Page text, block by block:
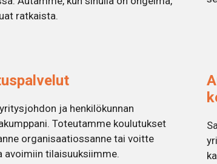
ratkaista.
ja henkilökunnan
Toteutamme koulutukset
organisaatiossanne tai voitte
avoimiin tilaisuuksiimme.